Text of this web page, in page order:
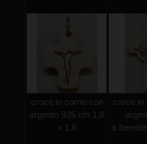
croce in corno con
argento 925 cm.1,8
x 1,6
croce in